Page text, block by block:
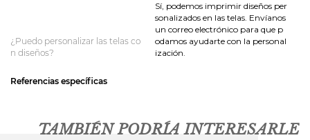
¿Puedo personalizar las telas co
n diseños?
Sí, podemos imprimir diseños per
sonalizados en las telas. Envíanos
un correo electrónico para que p
odamos ayudarte con la personal
ización.
Referencias específicas
TAMBIÉN PODRÍA INTERESARLE